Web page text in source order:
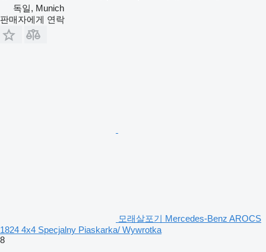
독일, Munich
판매자에게 연락
모래살포기 Mercedes-Benz AROCS
1824 4x4 Specjalny Piaskarka/ Wywrotka
8